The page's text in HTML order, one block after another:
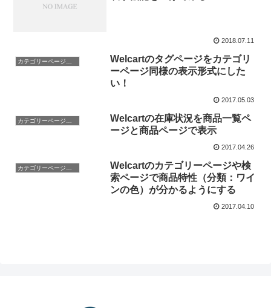
2018.07.11
Welcartのタグページをカテゴリ
ーページ同様の表示形式にした
い！
2017.05.03
Welcartの在庫状況を商品一覧ペ
ージと商品ページで表示
2017.04.26
カテゴリーページの施工
Welcartのカテゴリーページや検
索ページで商品特性（分類：ワイ
ンの色）が分かるようにする
2017.04.10